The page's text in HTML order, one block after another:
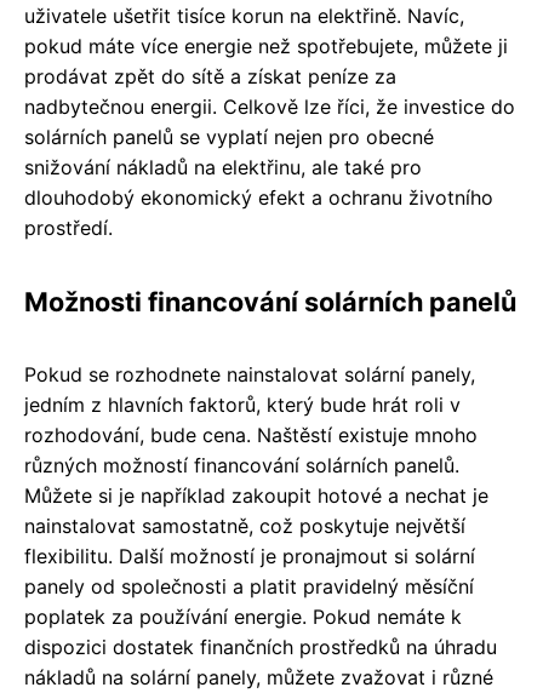
uživatele ušetřit tisíce korun na elektřině. Navíc,
pokud máte více energie než spotřebujete, můžete ji
prodávat zpět do sítě a získat peníze za
nadbytečnou energii. Celkově lze říci, že investice do
solárních panelů se vyplatí nejen pro obecné
snižování nákladů na elektřinu, ale také pro
dlouhodobý ekonomický efekt a ochranu životního
prostředí.
Možnosti financování solárních panelů
Pokud se rozhodnete nainstalovat solární panely,
jedním z hlavních faktorů, který bude hrát roli v
rozhodování, bude cena. Naštěstí existuje mnoho
různých možností financování solárních panelů.
Můžete si je například zakoupit hotové a nechat je
nainstalovat samostatně, což poskytuje největší
flexibilitu. Další možností je pronajmout si solární
panely od společnosti a platit pravidelný měsíční
poplatek za používání energie. Pokud nemáte k
dispozici dostatek finančních prostředků na úhradu
nákladů na solární panely, můžete zvažovat i různé